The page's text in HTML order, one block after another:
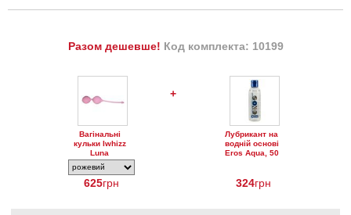
Разом дешевше! Код комплекта: 10199
Вагінальні
кульки Iwhizz
Luna
625грн
+
Лубрикант на
водній основі
Eros Aqua, 50
324грн